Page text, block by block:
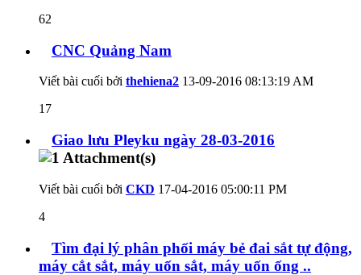
62
CNC Quảng Nam
Viết bài cuối bởi thehiena2 13-09-2016 08:13:19 AM
17
Giao lưu Pleyku ngày 28-03-2016
Viết bài cuối bởi CKD 17-04-2016 05:00:11 PM
4
Tìm đại lý phân phối máy bẻ đai sắt tự động,
máy cắt sắt, máy uốn sắt, máy uốn ống ..